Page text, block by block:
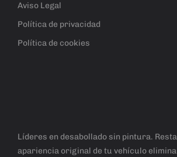
Aviso Legal
Política de privacidad
Política de cookies
Líderes en desabollado sin pintura.
apariencia original de tu vehículo